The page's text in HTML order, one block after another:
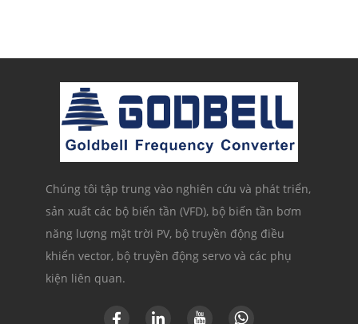
Chúng tôi tập trung vào nghiên cứu và phát triển,
sản xuất các bộ biến tần (VFD), bộ biến tần bơm
năng lượng mặt trời PV, bộ truyền động điều
khiển vector, bộ truyền động servo và các phụ
kiện liên quan.